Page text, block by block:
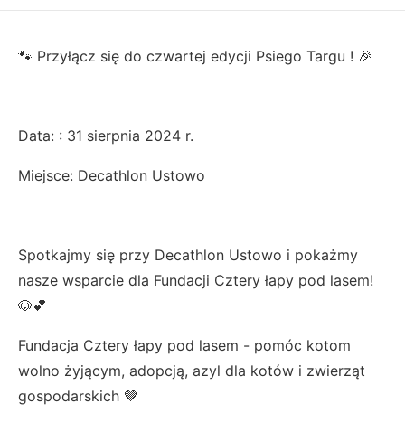
🐾 Przyłącz się do czwartej edycji Psiego Targu ! 🎉
Data: : 31 sierpnia 2024 r.
Miejsce: Decathlon Ustowo
Spotkajmy się przy Decathlon Ustowo i pokażmy
nasze wsparcie dla Fundacji Cztery łapy pod lasem!
🐶💕
Fundacja Cztery łapy pod lasem - pomóc kotom
wolno żyjącym, adopcją, azyl dla kotów i zwierząt
gospodarskich 🤎